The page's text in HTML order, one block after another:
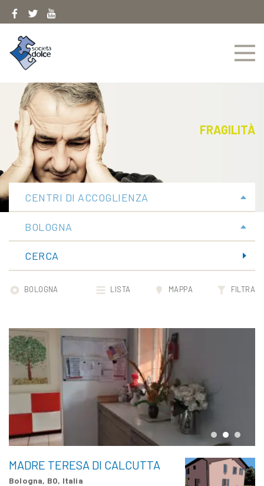
FRAGILITÀ
CENTRI DI ACCOGLIENZA
BOLOGNA
CERCA
BOLOGNA LISTA MAPPA FILTRA
MADRE TERESA DI CALCUTTA
Bologna, BO, Italia 3